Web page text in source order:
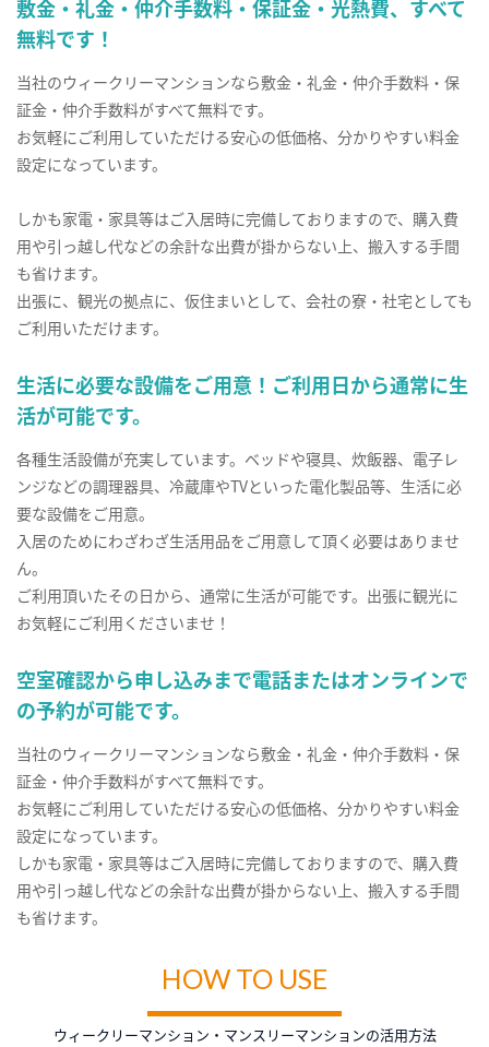
敷金・礼金・仲介手数料・保証金・光熱費、すべて
無料です！
当社のウィークリーマンションなら敷金・礼金・仲介手数料・保
証金・仲介手数料がすべて無料です。
お気軽にご利用していただける安心の低価格、分かりやすい料金
設定になっています。
しかも家電・家具等はご入居時に完備しておりますので、購入費
用や引っ越し代などの余計な出費が掛からない上、搬入する手間
も省けます。
出張に、観光の拠点に、仮住まいとして、会社の寮・社宅としても
ご利用いただけます。
生活に必要な設備をご用意！ご利用日から通常に生
活が可能です。
各種生活設備が充実しています。ベッドや寝具、炊飯器、電子レ
ンジなどの調理器具、冷蔵庫やTVといった電化製品等、生活に必
要な設備をご用意。
入居のためにわざわざ生活用品をご用意して頂く必要はありませ
ん。
ご利用頂いたその日から、通常に生活が可能です。出張に観光に
お気軽にご利用くださいませ！
空室確認から申し込みまで電話またはオンラインで
の予約が可能です。
当社のウィークリーマンションなら敷金・礼金・仲介手数料・保
証金・仲介手数料がすべて無料です。
お気軽にご利用していただける安心の低価格、分かりやすい料金
設定になっています。
しかも家電・家具等はご入居時に完備しておりますので、購入費
用や引っ越し代などの余計な出費が掛からない上、搬入する手間
も省けます。
HOW TO USE
ウィークリーマンション・マンスリーマンションの活用方法